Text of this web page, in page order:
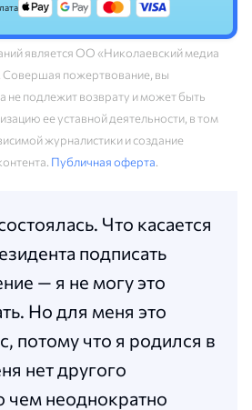
является ОО «Николаевский медиа
пожертвование, вы
не подлежит возврату и может быть
ее уставной деятельности, в том
журналистики и создание
Публичная оферта.
Что касается
подписать
— я не могу это
Но для меня это
потому что я родился в
нет другого
чем неоднократно